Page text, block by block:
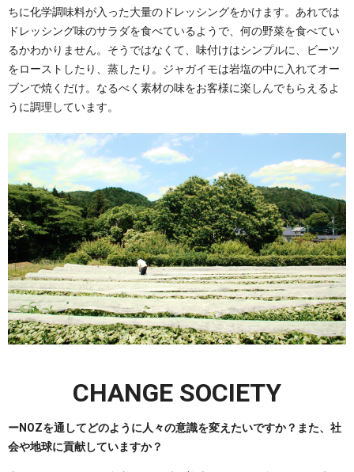
ちに化学調味料が入った大量のドレッシングをかけます。あれでは
ドレッシング味のサラダを食べているようで、何の野菜を食べてい
るかわかりません。そうではなくて、味付けはシンプルに、ビーツ
をローストしたり、蒸したり。ジャガイモは岩塩の中に入れてオー
ブンで焼くだけ。なるべく素材の味をお客様に楽しんでもらえるよ
うに調理しています。
CHANGE SOCIETY
ーNOZを通してどのように人々の意識を変えたいですか？また、社
会や地球に貢献していますか？